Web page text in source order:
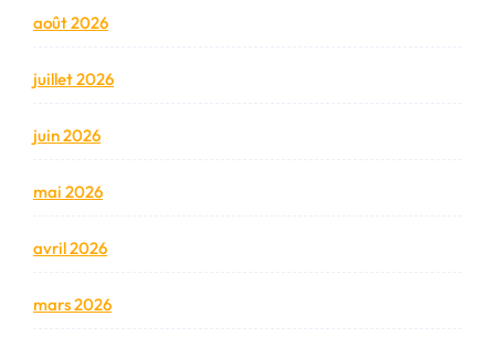
août 2026
juillet 2026
juin 2026
mai 2026
avril 2026
mars 2026